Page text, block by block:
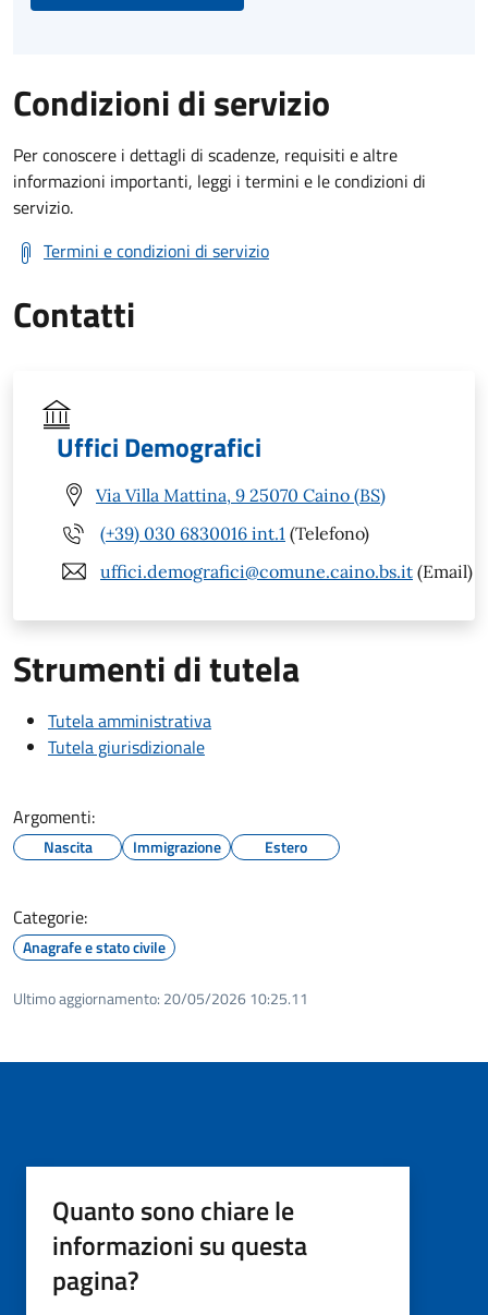
Condizioni di servizio
Per conoscere i dettagli di scadenze, requisiti e altre
informazioni importanti, leggi i termini e le condizioni di
servizio.
Termini e condizioni di servizio
Contatti
Uffici Demografici
Via Villa Mattina, 9 25070 Caino (BS)
(+39) 030 6830016 int.1 (Telefono)
uffici.demografici@comune.caino.bs.it (Email)
Strumenti di tutela
Tutela amministrativa
Tutela giurisdizionale
Argomenti:
Nascita Immigrazione Estero
Categorie:
Anagrafe e stato civile
Ultimo aggiornamento: 20/05/2026 10:25.11
Quanto sono chiare le
informazioni su questa
pagina?